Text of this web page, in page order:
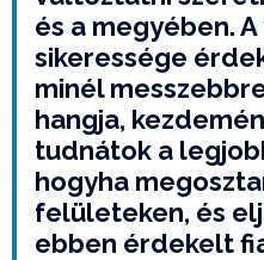
és a megyében.
sikeressége
minél
hangja,
tudnátok a
hogyha
felületeken, és
ebben érdekelt